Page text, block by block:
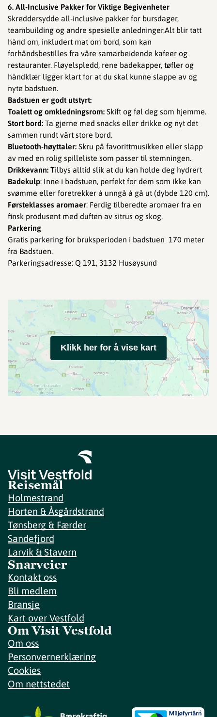
6. All-Inclusive Pakker for Viktige Begivenheter
Skreddersydde all-inclusive pakker for bursdager,
teambuilding og andre spesielle anledninger.Alt blir tatt
hånd om, inkludert mat om bord, som kan
forhåndsbestilles fra våre samarbeidende kafeer og
restauranter. Fløyelspledd, rene badekapper, tøfler og
håndklær ligger klart for at du skal kunne slappe av og
nyte badstuen.
Badstuen er godt utstyrt:
Toalett og omkledningsrom: Skift og føl deg som hjemme.
Stort bord: Ta gjerne med snacks eller drikke og nyt det
sammen rundt vårt store bord.
Bluetooth-høyttaler: Skru på favorittmusikken eller slapp
av med en rolig spilleliste som passer til stemningen.
Drikkevann: Tilbys alltid slik at du kan holde deg hydrert
Badekulp: Inne i badstuen, perfekt for dem som ikke kan
svømme eller foretrekker å unngå å gå ut (dybde 120 cm).
Førsteklasses aromaer: Ferdig tilberedte aromaer fra en
finsk produsent med duften av sitrus og skog.
Parkering
Gratis parkering for bruksperioden i badstuen 170 meter
fra Badstuen.
Parkeringsadresse: Q 191, 3132 Husøysund
Klikk her for å vise kart
Reisemål
Holmestrand
Horten & Åsgårdstrand
Tønsberg & Færder
Sandefjord
Larvik & Stavern
Snarveier
Kontakt oss
Bli medlem
Bransje
Kart over Vestfold
Om Visit Vestfold
Om oss
Personvernerklæring
Cookies
Om nettstedet